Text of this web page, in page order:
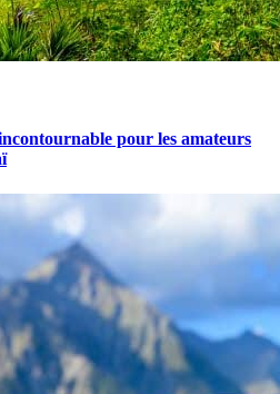
pour les amateurs